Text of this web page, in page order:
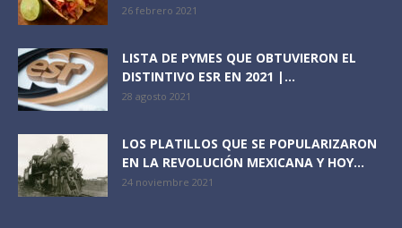
26 febrero 2021
LISTA DE PYMES QUE OBTUVIERON EL
DISTINTIVO ESR EN 2021 |...
28 agosto 2021
LOS PLATILLOS QUE SE POPULARIZARON
EN LA REVOLUCIÓN MEXICANA Y HOY...
24 noviembre 2021